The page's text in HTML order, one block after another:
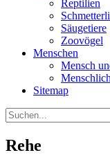
Reptilien
Säugetiere
Zoovögel
Menschen
Mensch
Sitemap
Rehe